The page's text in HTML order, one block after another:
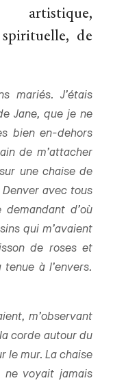
de
mariés. J’étais
Jane, que je ne
bien en-dehors
de m’attacher
une chaise de
avec tous
d’où
qui m’avaient
de roses et
à l’envers.
m’observant
corde autour du
le mur. La chaise
voyait jamais